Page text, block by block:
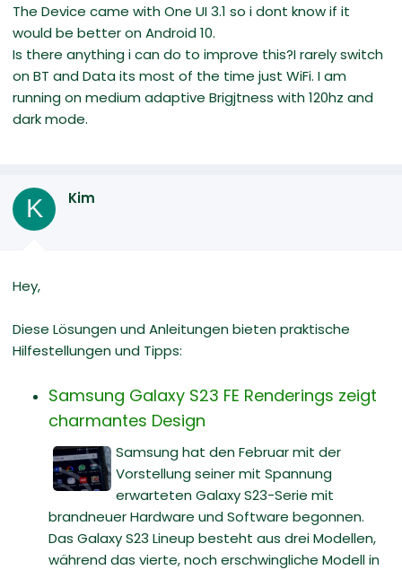
The Device came with One UI 3.1 so i dont know if it
would be better on Android 10.
Is there anything i can do to improve this?I rarely switch
on BT and Data its most of the time just WiFi. I am
running on medium adaptive Brigjtness with 120hz and
dark mode.
K Kim
Hey,
Diese Lösungen und Anleitungen bieten praktische
Hilfestellungen und Tipps:
Samsung Galaxy S23 FE Renderings zeigt
charmantes Design
Samsung hat den Februar mit der
Vorstellung seiner mit Spannung
erwarteten Galaxy S23-Serie mit
brandneuer Hardware und Software begonnen.
Das Galaxy S23 Lineup besteht aus drei Modellen,
während das vierte, noch erschwingliche Modell in